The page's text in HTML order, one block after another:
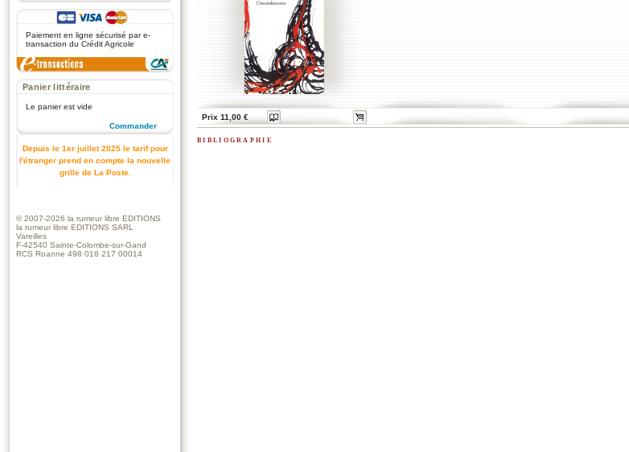
Paiement en ligne sécurisé par e-
transaction du Crédit Agricole
Panier littéraire
Le panier est vide
Commander
Depuis le 1er juillet 2025 le tarif pour
l'étranger prend en compte la nouvelle
grille de La Poste.
Prix 11,00 €
bibliographie
© 2007-2026 la rumeur libre EDITIONS
la rumeur libre EDITIONS SARL
Vareilles
F-42540 Sainte-Colombe-sur-Gand
RCS Roanne 498 018 217 00014